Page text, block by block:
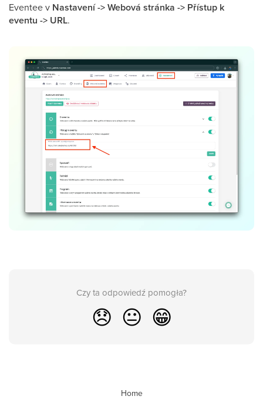
Eventee v Nastavení -> Webová stránka -> Přístup k
eventu -> URL.
Czy ta odpowiedź pomogła?
😞 😐 😁
Home